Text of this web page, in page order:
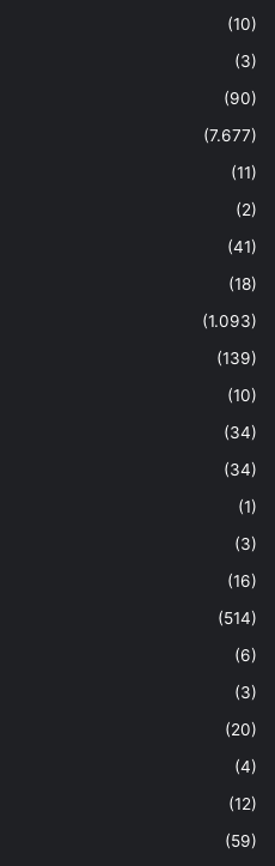
(10)
(3)
(90)
(7.677)
(11)
(2)
(41)
(18)
(1.093)
(139)
(10)
(34)
(34)
(1)
(3)
(16)
(514)
(6)
(3)
(20)
(4)
(12)
(59)